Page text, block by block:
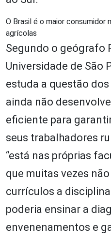
O Brasil é o maior consumidor
agrícolas
Segundo o geógrafo
Universidade de São
estuda a questão
ainda não
eficiente para
seus trabalhadores
“está nas próprias
que muitas vezes
currículos a
poderia ensinar a
envenenamentos e